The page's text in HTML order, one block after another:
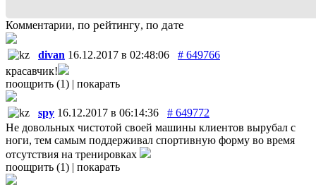
Комментарии, по рейтингу, по дате
divan 16.12.2017 в 02:48:06 # 649766
красавчик!
поощрить (1) | покарать
spy 16.12.2017 в 06:14:36 # 649772
Не довольных чистотой своей машины клиентов вырубал с
ноги, тем самым поддерживал спортивную форму во время
отсутствия на тренировках
поощрить (1) | покарать